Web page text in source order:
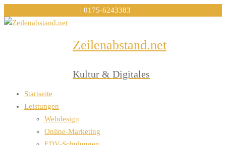
| 0175-6243383
Zeilenabstand.net
Kultur & Digitales
Startseite
Leistungen
Webdesign
Online-Marketing